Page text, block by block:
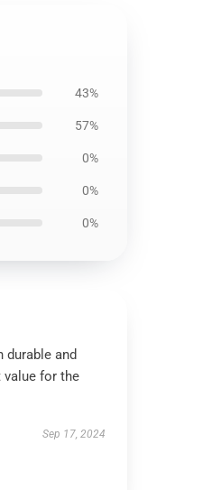
43%
57%
0%
0%
0%
and
value for the
Sep 17, 2024